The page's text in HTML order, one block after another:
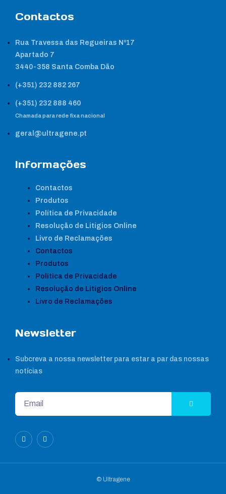
Contactos
Rua Travessa das Regueiras Nº17
Apartado 7
3440-358 Santa Comba Dão
(+351) 232 882 267
(+351) 232 888 460
Chamada para rede fixa nacional
geral@ultragene.pt
Informações
Contactos
Produtos
Política de Privacidade
Resolução de Litígios Online
Livro de Reclamações
Contactos
Produtos
Política de Privacidade
Resolução de Litígios Online
Livro de Reclamações
Newsletter
Subcreva a nossa newsletter para estar a par das nossas
notícias
© Ultragene